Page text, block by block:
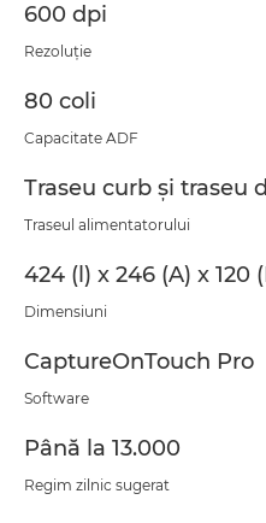
600 dpi
Rezoluţie
80 coli
Capacitate ADF
Traseu curb şi traseu
Traseul alimentatorului
424 (l) x 246 (A) x 120
Dimensiuni
CaptureOnTouch Pro
Software
Până la 13.000
Regim zilnic sugerat